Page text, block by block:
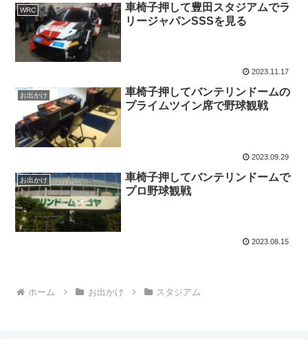
WRC
車椅子押して豊田スタジアムでラ
リージャパンSSSを見る
2023.11.17
お出かけ
車椅子押してバンテリンドームの
プライムツイン席で野球観戦
2023.09.29
お出かけ
車椅子押してバンテリンドームで
プロ野球観戦
2023.08.15
ホーム お出かけ スタジアム